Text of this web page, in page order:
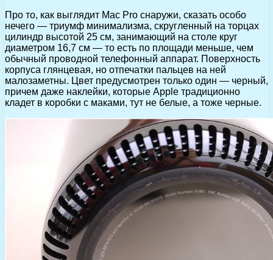
Про то, как выглядит Mac Pro снаружи, сказать особо
нечего — триумф минимализма, скругленный на торцах
цилиндр высотой 25 см, занимающий на столе круг
диаметром 16,7 см — то есть по площади меньше, чем
обычный проводной телефонный аппарат. Поверхность
корпуса глянцевая, но отпечатки пальцев на ней
малозаметны. Цвет предусмотрен только один — черный,
причем даже наклейки, которые Apple традиционно
кладет в коробки с маками, тут не белые, а тоже черные.